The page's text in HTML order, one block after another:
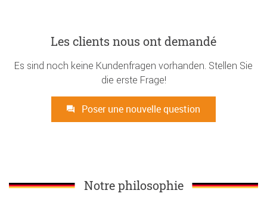
Les clients nous ont demandé
Es sind noch keine Kundenfragen vorhanden. Stellen Sie
die erste Frage!
Poser une nouvelle question
Notre philosophie